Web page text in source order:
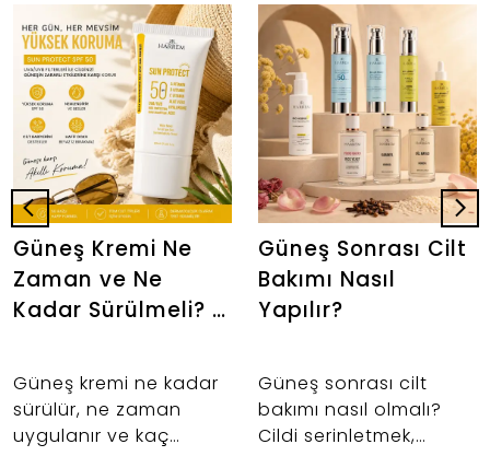
Güneş Kremi Ne
Zaman ve Ne
Kadar Sürülmeli? |
Rehberi
Güneş kremi ne kadar
sürülür, ne zaman
uygulanır ve kaç
Güneş Sonrası Cilt
Bakımı Nasıl
Yapılır?
Güneş sonrası cilt
bakımı nasıl olmalı?
Cildi serinletmek,